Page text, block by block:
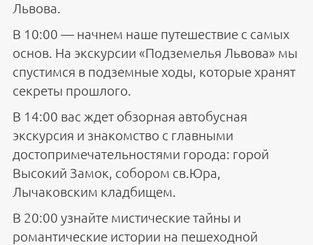
Львова.
В 10:00 — начнем наше путешествие с самых
основ. На экскурсии «Подземелья Львова» мы
спустимся в подземные ходы, которые хранят
секреты прошлого.
В 14:00 вас ждет обзорная автобусная
экскурсия и знакомство с главными
достопримечательностями города: горой
Высокий Замок, собором св.Юра,
Лычаковским кладбищем.
В 20:00 узнайте мистические тайны и
романтические истории на пешеходной